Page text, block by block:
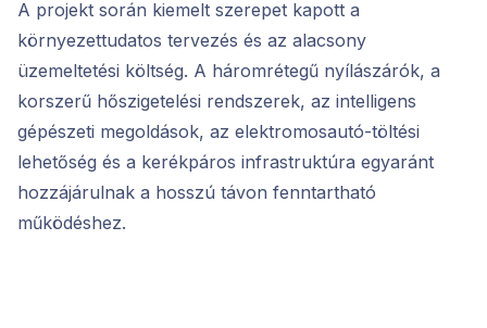
A projekt során kiemelt szerepet kapott a
környezettudatos tervezés és az alacsony
üzemeltetési költség. A háromrétegű nyílászárók, a
korszerű hőszigetelési rendszerek, az intelligens
gépészeti megoldások, az elektromosautó-töltési
lehetőség és a kerékpáros infrastruktúra egyaránt
hozzájárulnak a hosszú távon fenntartható
működéshez.